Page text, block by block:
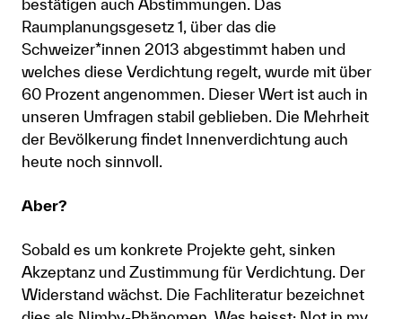
bestätigen auch Abstimmungen. Das
Raumplanungsgesetz 1, über das die
Schweizer*innen 2013 abgestimmt haben und
welches diese Verdichtung regelt, wurde mit über
60 Prozent angenommen. Dieser Wert ist auch in
unseren Umfragen stabil geblieben. Die Mehrheit
der Bevölkerung findet Innenverdichtung auch
heute noch sinnvoll.
Aber?
Sobald es um konkrete Projekte geht, sinken
Akzeptanz und Zustimmung für Verdichtung. Der
Widerstand wächst. Die Fachliteratur bezeichnet